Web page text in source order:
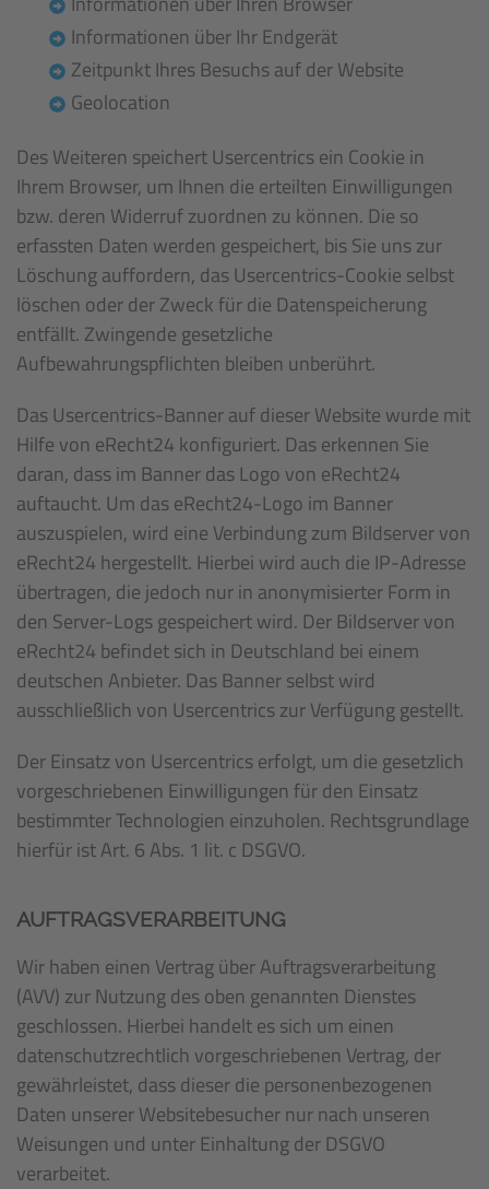
Informationen über Ihr Endgerät
Zeitpunkt Ihres Besuchs auf der Website
Geolocation
Des Weiteren speichert Usercentrics ein Cookie in
Ihrem Browser, um Ihnen die erteilten Einwilligungen
bzw. deren Widerruf zuordnen zu können. Die so
erfassten Daten werden gespeichert, bis Sie uns zur
Löschung auffordern, das Usercentrics-Cookie selbst
löschen oder der Zweck für die Datenspeicherung
entfällt. Zwingende gesetzliche
Aufbewahrungspflichten bleiben unberührt.
Das Usercentrics-Banner auf dieser Website wurde mit
Hilfe von eRecht24 konfiguriert. Das erkennen Sie
daran, dass im Banner das Logo von eRecht24
auftaucht. Um das eRecht24-Logo im Banner
auszuspielen, wird eine Verbindung zum Bildserver von
eRecht24 hergestellt. Hierbei wird auch die IP-Adresse
übertragen, die jedoch nur in anonymisierter Form in
den Server-Logs gespeichert wird. Der Bildserver von
eRecht24 befindet sich in Deutschland bei einem
deutschen Anbieter. Das Banner selbst wird
ausschließlich von Usercentrics zur Verfügung gestellt.
Der Einsatz von Usercentrics erfolgt, um die gesetzlich
vorgeschriebenen Einwilligungen für den Einsatz
bestimmter Technologien einzuholen. Rechtsgrundlage
hierfür ist Art. 6 Abs. 1 lit. c DSGVO.
AUFTRAGSVERARBEITUNG
Wir haben einen Vertrag über Auftragsverarbeitung
(AVV) zur Nutzung des oben genannten Dienstes
geschlossen. Hierbei handelt es sich um einen
datenschutzrechtlich vorgeschriebenen Vertrag, der
gewährleistet, dass dieser die personenbezogenen
Daten unserer Websitebesucher nur nach unseren
Weisungen und unter Einhaltung der DSGVO
verarbeitet.